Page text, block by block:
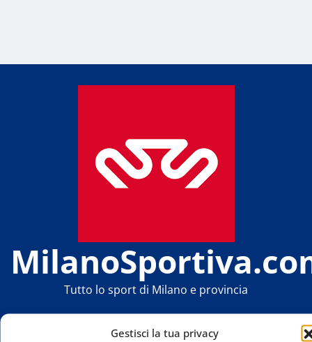
Gestisci la tua privacy
Tutto lo sport di Milano e provincia